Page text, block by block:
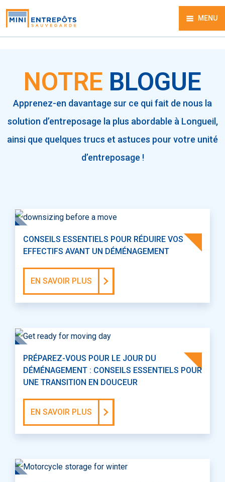
MENU
NOTRE BLOGUE
Apprenez-en davantage sur ce qui fait de nous la
solution d’entreposage la plus abordable à Longueil,
ainsi que quelques trucs et astuces pour votre unité
d’entreposage !
CONSEILS ESSENTIELS POUR RÉDUIRE VOS
EFFECTIFS AVANT UN DÉMÉNAGEMENT
EN SAVOIR PLUS
PRÉPAREZ-VOUS POUR LE JOUR DU
DÉMÉNAGEMENT : CONSEILS ESSENTIELS POUR
UNE TRANSITION EN DOUCEUR
EN SAVOIR PLUS